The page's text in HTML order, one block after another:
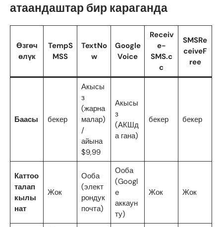
атаандаштар бир караганда
Өзгөч
өлүк
TempS
MSS
TextNo
w
Google
Voice
Receiv
e-
SMS.c
c
SMSRe
ceiveF
ree
Баасы бекер
Акысы
з
(жарна
малар)
/
айына
$9,99
Акысы
з
(АКШд
а гана)
бекер бекер
Каттоо
талап
кылы
нат
Жок
Ооба
(элект
рондук
почта)
Ооба
(Googl
e
аккаун
ту)
Жок Жок